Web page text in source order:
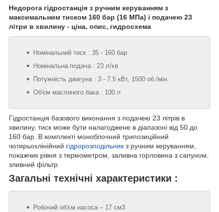
Недорога гідростанція з ручним керуванням з
максимальним тиском 160 бар (16 МПа) і подачею 23
літри в хвилину - ціна, опис, гидросхема
Номінальний тиск : 35 - 160 бар
Номінальна подача : 23 л/хв
Потужність двигуна : 3 - 7.5 кВт, 1500 об./мін.
Об'єм масляного бака : 100 л
Гідростанція базового виконання з подачею 23 літрів в
хвилину, тиск може бути налагоджене в діапазоні від 50 до
160 бар. В комплекті моноблочний трипозиційний
чотирьохлінійний гідророзподільник з ручним керуванням,
покажчик рівня з термометром, заливна горловина з сапуном,
зливний фільтр.
Загальні технічні характеристики :
Робочий об'єм насоса – 17 см3